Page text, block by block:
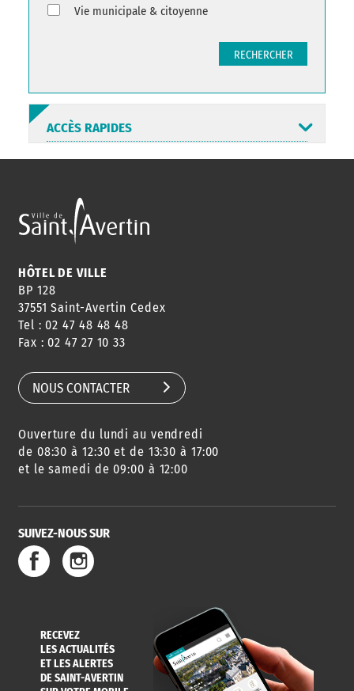
Vie municipale & citoyenne
RECHERCHER
ACCÈS RAPIDES
ANNUAIRE
HORAIRES
CONSEILS
DE QUARTIER
AGENDA
DES SORTIES
URBANISME
SERVICE
DE L'EAU
HÔTEL DE VILLE
BP 128
37551 Saint-Avertin Cedex
Tel : 02 47 48 48 48
Fax : 02 47 27 10 33
NOUS CONTACTER
Ouverture du lundi au vendredi
de 08:30 à 12:30 et de 13:30 à 17:00
et le samedi de 09:00 à 12:00
SUIVEZ-NOUS SUR
RECEVEZ
LES ACTUALITÉS
ET LES ALERTES
DE SAINT-AVERTIN